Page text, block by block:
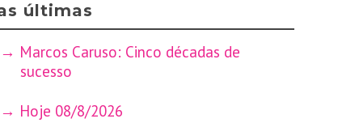
últimas
Marcos Caruso: Cinco décadas de
sucesso
Hoje 08/8/2026